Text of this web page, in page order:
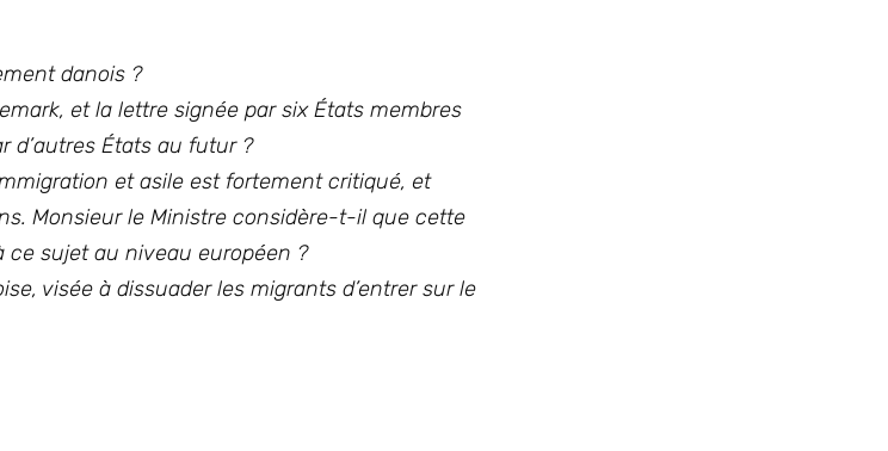
danois ?
et la lettre signée par six États membres
d’autres États au futur ?
et asile est fortement critiqué, et
Monsieur le Ministre considère-t-il que cette
sujet au niveau européen ?
visée à dissuader les migrants d’entrer sur le